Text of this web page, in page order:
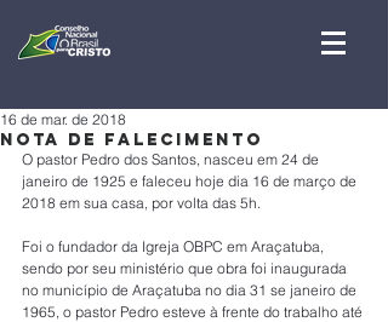
Nota de Falecimento
16 de mar. de 2018
O pastor Pedro dos Santos, nasceu em 24 de
janeiro de 1925 e faleceu hoje dia 16 de março de
2018 em sua casa, por volta das 5h.
Foi o fundador da Igreja OBPC em Araçatuba,
sendo por seu ministério que obra foi inaugurada
no município de Araçatuba no dia 31 se janeiro de
1965, o pastor Pedro esteve à frente do trabalho até